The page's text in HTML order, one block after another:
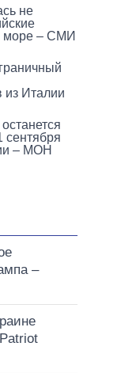
не
море – СМИ
из Италии
сентября
– МОН
–